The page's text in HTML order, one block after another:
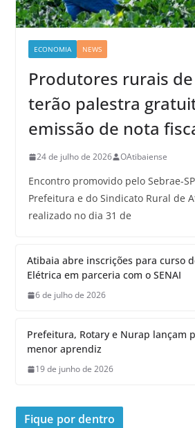
ECONOMIA NEWS
Produtores rurais
terão palestra
emissão de nota
24 de julho de 2026 OAtibaiense
Encontro promovido pelo Sebrae-
Prefeitura e do Sindicato Rural de
realizado no dia 31 de
Atibaia abre inscrições para curso
Elétrica em parceria com o SENAI
6 de julho de 2026
Prefeitura, Rotary e Nurap lançam
menor aprendiz
19 de junho de 2026
Fique por dentro